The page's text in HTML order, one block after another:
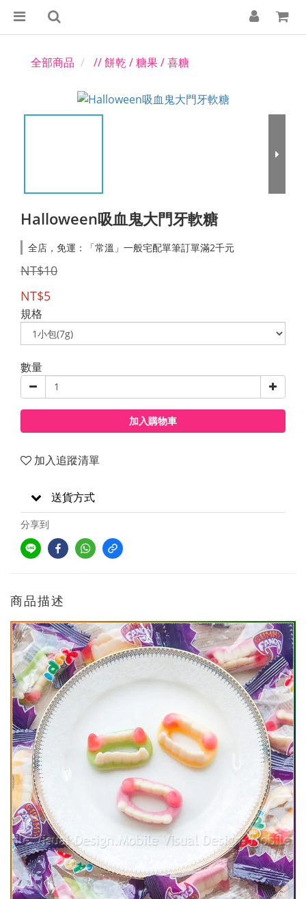
全部商品 // 餅乾 / 糖果 / 喜糖
Halloween吸血鬼大門牙軟糖
全店，免運：「常溫」一般宅配單筆訂單滿2千元
NT$10
NT$5
規格
數量
加入購物車
加入追蹤清單
送貨方式
分享到
商品描述